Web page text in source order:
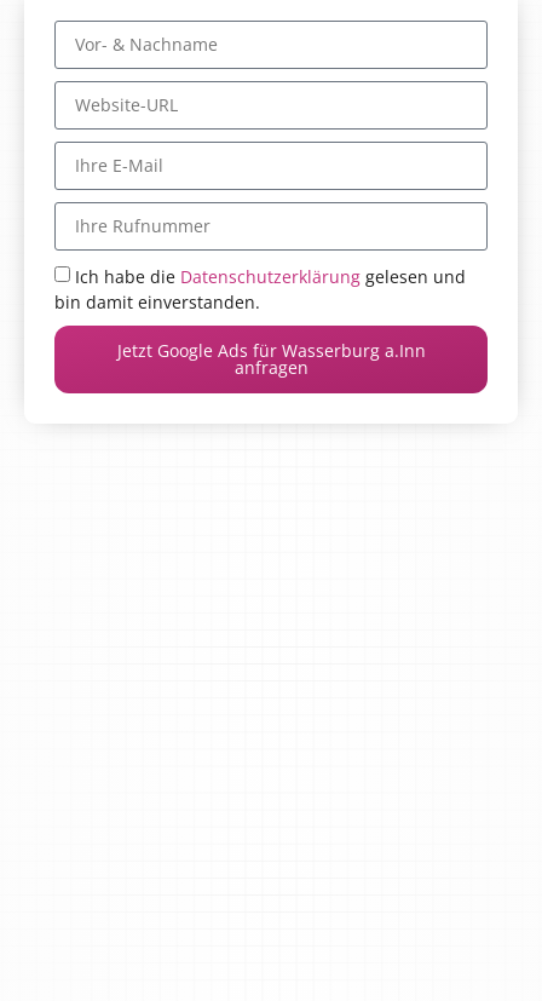
Ich habe die Datenschutzerklärung gelesen und
bin damit einverstanden.
Jetzt Google Ads für Wasserburg a.Inn
anfragen